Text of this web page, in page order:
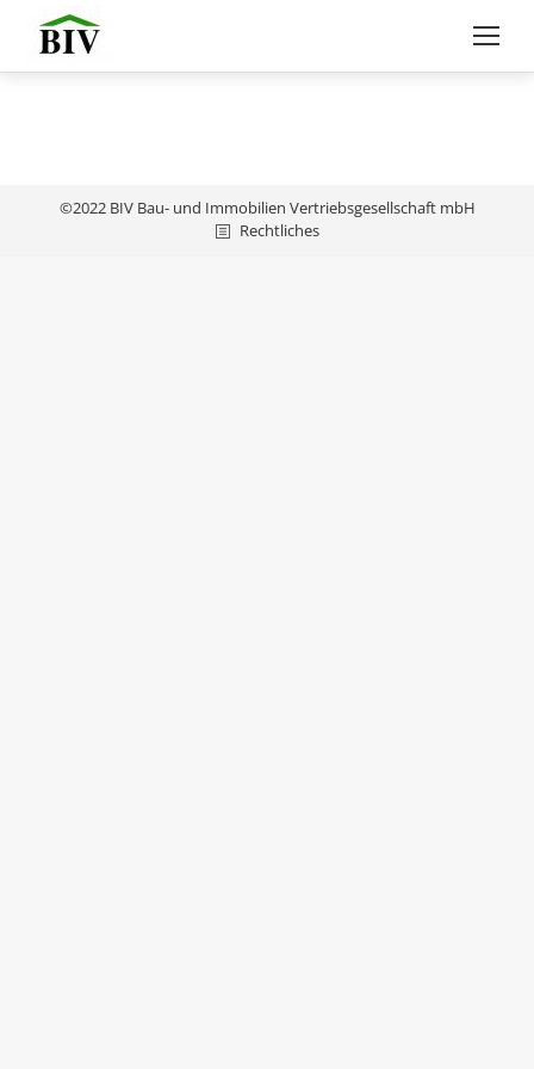
©2022 BIV Bau- und Immobilien Vertriebsgesellschaft mbH
Rechtliches